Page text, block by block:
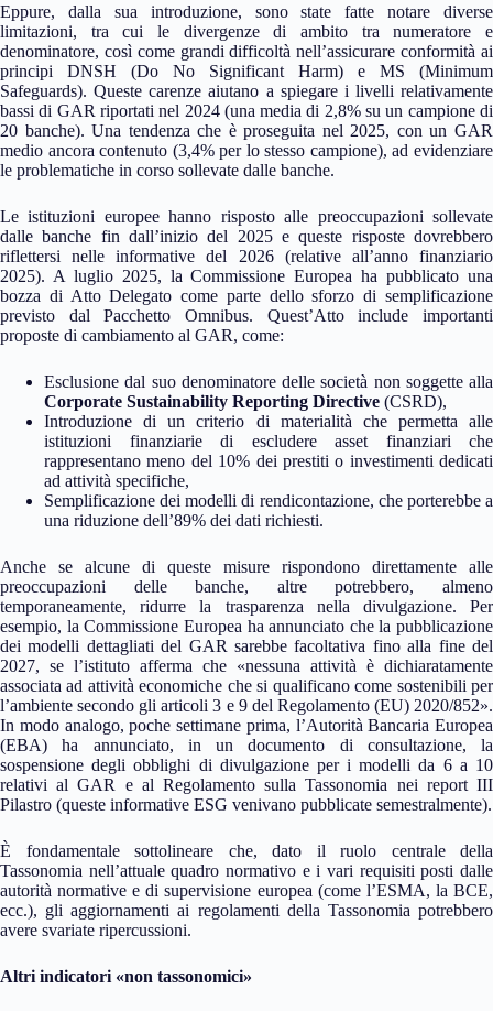
Eppure, dalla sua introduzione, sono state fatte notare diverse
limitazioni, tra cui le divergenze di ambito tra numeratore e
denominatore, così come grandi difficoltà nell’assicurare conformità ai
principi DNSH (Do No Significant Harm) e MS (Minimum
Safeguards). Queste carenze aiutano a spiegare i livelli relativamente
bassi di GAR riportati nel 2024 (una media di 2,8% su un campione di
20 banche). Una tendenza che è proseguita nel 2025, con un GAR
medio ancora contenuto (3,4% per lo stesso campione), ad evidenziare
le problematiche in corso sollevate dalle banche.
Le istituzioni europee hanno risposto alle preoccupazioni sollevate
dalle banche fin dall’inizio del 2025 e queste risposte dovrebbero
riflettersi nelle informative del 2026 (relative all’anno finanziario
2025). A luglio 2025, la Commissione Europea ha pubblicato una
bozza di Atto Delegato come parte dello sforzo di semplificazione
previsto dal Pacchetto Omnibus. Quest’Atto include importanti
proposte di cambiamento al GAR, come:
Esclusione dal suo denominatore delle società non soggette alla
Corporate Sustainability Reporting Directive (CSRD),
Introduzione di un criterio di materialità che permetta alle
istituzioni finanziarie di escludere asset finanziari che
rappresentano meno del 10% dei prestiti o investimenti dedicati
ad attività specifiche,
Semplificazione dei modelli di rendicontazione, che porterebbe a
una riduzione dell’89% dei dati richiesti.
Anche se alcune di queste misure rispondono direttamente alle
preoccupazioni delle banche, altre potrebbero, almeno
temporaneamente, ridurre la trasparenza nella divulgazione. Per
esempio, la Commissione Europea ha annunciato che la pubblicazione
dei modelli dettagliati del GAR sarebbe facoltativa fino alla fine del
2027, se l’istituto afferma che «nessuna attività è dichiaratamente
associata ad attività economiche che si qualificano come sostenibili per
l’ambiente secondo gli articoli 3 e 9 del Regolamento (EU) 2020/852».
In modo analogo, poche settimane prima, l’Autorità Bancaria Europea
(EBA) ha annunciato, in un documento di consultazione, la
sospensione degli obblighi di divulgazione per i modelli da 6 a 10
relativi al GAR e al Regolamento sulla Tassonomia nei report III
Pilastro (queste informative ESG venivano pubblicate semestralmente).
È fondamentale sottolineare che, dato il ruolo centrale della
Tassonomia nell’attuale quadro normativo e i vari requisiti posti dalle
autorità normative e di supervisione europea (come l’ESMA, la BCE,
ecc.), gli aggiornamenti ai regolamenti della Tassonomia potrebbero
avere svariate ripercussioni.
Altri indicatori «non tassonomici»